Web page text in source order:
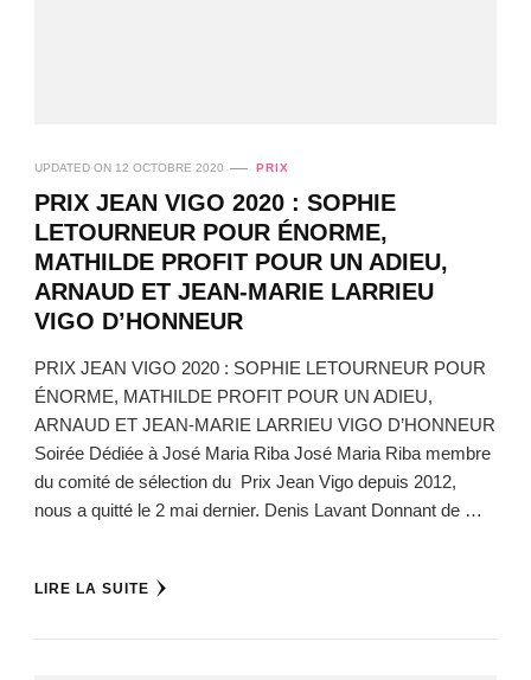
UPDATED ON 12 OCTOBRE 2020 PRIX
PRIX JEAN VIGO 2020 : SOPHIE
LETOURNEUR POUR ÉNORME,
MATHILDE PROFIT POUR UN ADIEU,
ARNAUD ET JEAN-MARIE LARRIEU
VIGO D’HONNEUR
PRIX JEAN VIGO 2020 : SOPHIE LETOURNEUR POUR
ÉNORME, MATHILDE PROFIT POUR UN ADIEU,
ARNAUD ET JEAN-MARIE LARRIEU VIGO D’HONNEUR
Soirée Dédiée à José Maria Riba José Maria Riba membre
du comité de sélection du Prix Jean Vigo depuis 2012,
nous a quitté le 2 mai dernier. Denis Lavant Donnant de …
LIRE LA SUITE